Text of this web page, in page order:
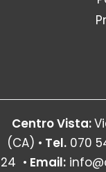
Centro Vista:
(CA) • Tel. 070
24 • Email: